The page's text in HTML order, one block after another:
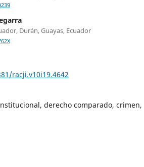
Durán, Guayas, Ecuador
racji.v10i19.4642
derecho comparado, crimen,